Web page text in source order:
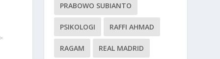
PRABOWO SUBIANTO
PSIKOLOGI RAFFI AHMAD
RAGAM REAL MADRID